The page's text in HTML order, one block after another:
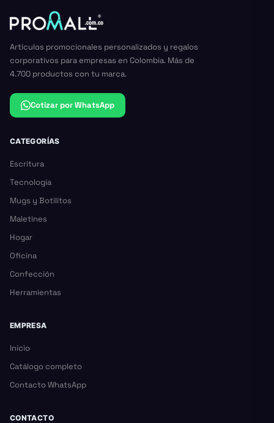
Artículos promocionales personalizados y regalos
corporativos para empresas en Colombia. Más de
4.700 productos con tu marca.
Cotizar por WhatsApp
CATEGORÍAS
Escritura
Tecnología
Mugs y Botilitos
Maletines
Hogar
Oficina
Confección
Herramientas
EMPRESA
Inicio
Catálogo completo
Contacto WhatsApp
CONTACTO